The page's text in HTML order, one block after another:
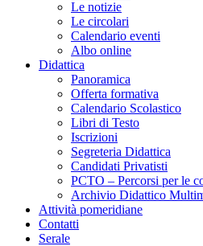
Le notizie
Le circolari
Calendario eventi
Albo online
Didattica
Panoramica
Offerta formativa
Calendario Scolastico
Libri di Testo
Iscrizioni
Segreteria Didattica
Candidati Privatisti
PCTO – Percorsi per le
Archivio Didattico
Attività pomeridiane
Contatti
Serale